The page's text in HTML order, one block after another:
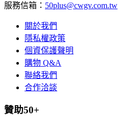
服務信箱： 50plus@cwgv.com.tw
關於我們
隱私權政策
個資保護聲明
購物 Q&A
聯絡我們
合作洽談
贊助50+